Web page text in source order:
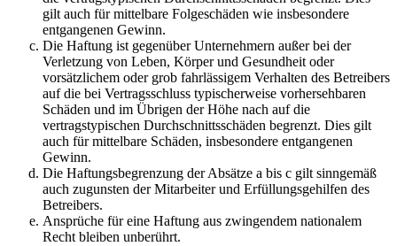
gilt auch für mittelbare Folgeschäden wie insbesondere
entgangenen Gewinn.
Die Haftung ist gegenüber Unternehmern außer bei der
Verletzung von Leben, Körper und Gesundheit oder
vorsätzlichem oder grob fahrlässigem Verhalten des Betreibers
auf die bei Vertragsschluss typischerweise vorhersehbaren
Schäden und im Übrigen der Höhe nach auf die
vertragstypischen Durchschnittsschäden begrenzt. Dies gilt
auch für mittelbare Schäden, insbesondere entgangenen
Gewinn.
Die Haftungsbegrenzung der Absätze a bis c gilt sinngemäß
auch zugunsten der Mitarbeiter und Erfüllungsgehilfen des
Betreibers.
Ansprüche für eine Haftung aus zwingendem nationalem
Recht bleiben unberührt.